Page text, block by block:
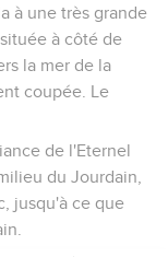
à une très grande
à côté de
la mer de la
coupée. Le
de l'Eternel
du Jourdain,
jusqu'à ce que